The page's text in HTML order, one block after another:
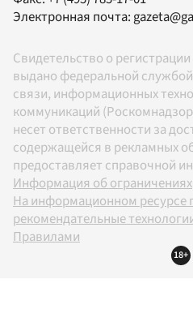
Электронная почта:
Свидетельство о
выдано федеральной
связи, информационных
коммуникаций
несет ответственности за
содержащейся в рекламных
предоставляет справочной
Информация об ограничениях
На информационном ресурсе
рекомендательные
Правилами
18+